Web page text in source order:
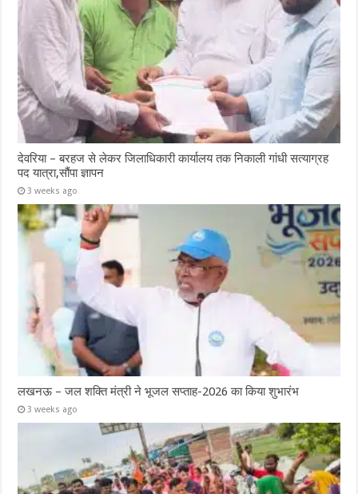
देवरिया – बरहज से लेकर जिलाधिकारी कार्यालय तक निकाली गांधी सत्याग्रह
पद यात्रा,सौंपा ज्ञापन
3 weeks ago
लखनऊ – जल शक्ति मंत्री ने भूजल सप्ताह-2026 का किया शुभारंभ
3 weeks ago